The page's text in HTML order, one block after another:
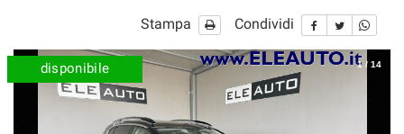
Stampa Condividi
disponibile 1 / 14